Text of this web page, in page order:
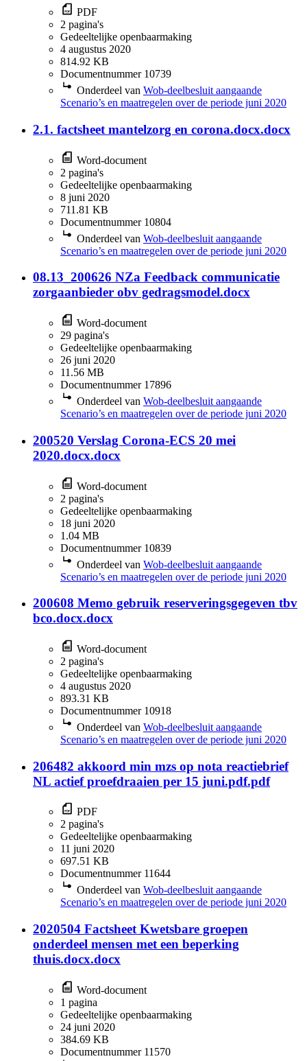
PDF
2 pagina's
Gedeeltelijke openbaarmaking
4 augustus 2020
814.92 KB
Documentnummer 10739
Onderdeel van Wob-deelbesluit aangaande
Scenario’s en maatregelen over de periode juni 2020
2.1. factsheet mantelzorg en corona.docx.docx
Word-document
2 pagina's
Gedeeltelijke openbaarmaking
8 juni 2020
711.81 KB
Documentnummer 10804
Onderdeel van Wob-deelbesluit aangaande
Scenario’s en maatregelen over de periode juni 2020
08.13_200626 NZa Feedback communicatie
zorgaanbieder obv gedragsmodel.docx
Word-document
29 pagina's
Gedeeltelijke openbaarmaking
26 juni 2020
11.56 MB
Documentnummer 17896
Onderdeel van Wob-deelbesluit aangaande
Scenario’s en maatregelen over de periode juni 2020
200520 Verslag Corona-ECS 20 mei
2020.docx.docx
Word-document
2 pagina's
Gedeeltelijke openbaarmaking
18 juni 2020
1.04 MB
Documentnummer 10839
Onderdeel van Wob-deelbesluit aangaande
Scenario’s en maatregelen over de periode juni 2020
200608 Memo gebruik reserveringsgegeven tbv
bco.docx.docx
Word-document
2 pagina's
Gedeeltelijke openbaarmaking
4 augustus 2020
893.31 KB
Documentnummer 10918
Onderdeel van Wob-deelbesluit aangaande
Scenario’s en maatregelen over de periode juni 2020
206482 akkoord min mzs op nota reactiebrief
NL actief proefdraaien per 15 juni.pdf.pdf
PDF
2 pagina's
Gedeeltelijke openbaarmaking
11 juni 2020
697.51 KB
Documentnummer 11644
Onderdeel van Wob-deelbesluit aangaande
Scenario’s en maatregelen over de periode juni 2020
2020504 Factsheet Kwetsbare groepen
onderdeel mensen met een beperking
thuis.docx.docx
Word-document
1 pagina
Gedeeltelijke openbaarmaking
24 juni 2020
384.69 KB
Documentnummer 11570